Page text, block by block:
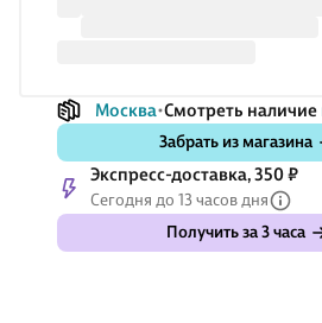
Москва Смотреть наличие
Забрать из магазина
Экспресс-доставка, 350 ₽
Сегодня до 13 часов дня
Получить за 3 часа